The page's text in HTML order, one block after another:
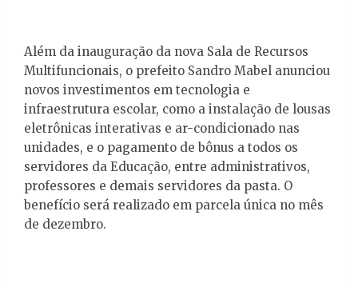
Além da inauguração da nova Sala de Recursos
Multifuncionais, o prefeito Sandro Mabel anunciou
novos investimentos em tecnologia e
infraestrutura escolar, como a instalação de lousas
eletrônicas interativas e ar-condicionado nas
unidades, e o pagamento de bônus a todos os
servidores da Educação, entre administrativos,
professores e demais servidores da pasta. O
benefício será realizado em parcela única no mês
de dezembro.